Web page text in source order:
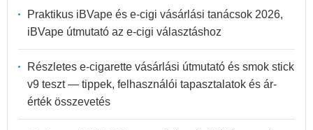
Praktikus iBVape és e-cigi vásárlási tanácsok 2026,
iBVape útmutató az e-cigi választáshoz
Részletes e-cigarette vásárlási útmutató és smok stick
v9 teszt — tippek, felhasználói tapasztalatok és ár-
érték összevetés